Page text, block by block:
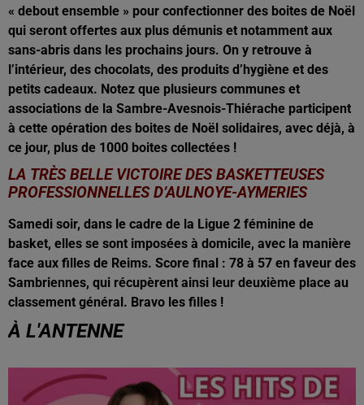
« debout ensemble » pour confectionner des boites de Noël
qui seront offertes aux plus démunis et notamment aux
sans-abris dans les prochains jours. On y retrouve à
l’intérieur, des chocolats, des produits d’hygiène et des
petits cadeaux. Notez que plusieurs communes et
associations de la Sambre-Avesnois-Thiérache participent
à cette opération des boites de Noël solidaires, avec déjà, à
ce jour, plus de 1000 boites collectées !
LA TRÈS BELLE VICTOIRE DES BASKETTEUSES
PROFESSIONNELLES D’AULNOYE-AYMERIES
Samedi soir, dans le cadre de la Ligue 2 féminine de
basket, elles se sont imposées à domicile, avec la manière
face aux filles de Reims. Score final : 78 à 57 en faveur des
Sambriennes, qui récupèrent ainsi leur deuxième place au
classement général. Bravo les filles !
À L'ANTENNE